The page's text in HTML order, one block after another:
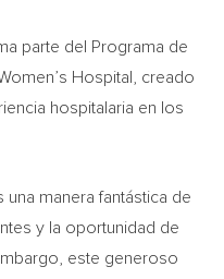
parte del Programa de
Hospital, creado
hospitalaria en los
manera fantástica de
y la oportunidad de
este generoso